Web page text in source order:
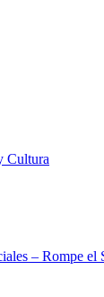
Cultura
– Rompe el